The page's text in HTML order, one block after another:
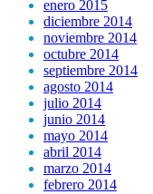
enero 2015
diciembre 2014
noviembre 2014
octubre 2014
septiembre 2014
agosto 2014
julio 2014
junio 2014
mayo 2014
abril 2014
marzo 2014
febrero 2014